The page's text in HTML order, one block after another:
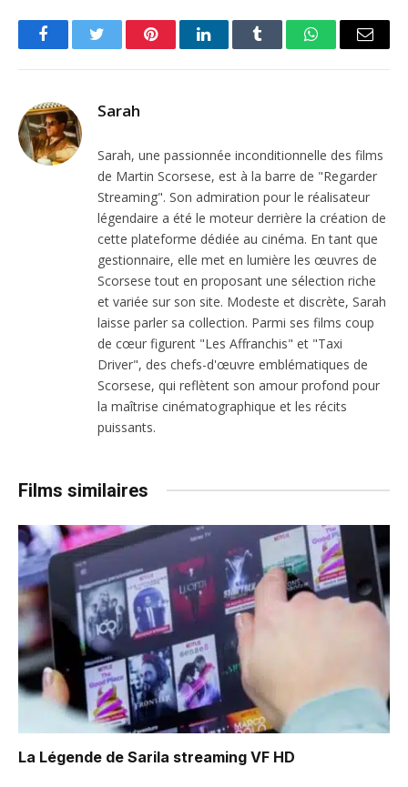
FacebookTwitter PinterestLinkedInTumblr WhatsAppEmail
Sarah
Sarah, une passionnée inconditionnelle des films
de Martin Scorsese, est à la barre de "Regarder
Streaming". Son admiration pour le réalisateur
légendaire a été le moteur derrière la création de
cette plateforme dédiée au cinéma. En tant que
gestionnaire, elle met en lumière les œuvres de
Scorsese tout en proposant une sélection riche
et variée sur son site. Modeste et discrète, Sarah
laisse parler sa collection. Parmi ses films coup
de cœur figurent "Les Affranchis" et "Taxi
Driver", des chefs-d'œuvre emblématiques de
Scorsese, qui reflètent son amour profond pour
la maîtrise cinématographique et les récits
puissants.
Films similaires
La Légende de Sarila streaming VF HD